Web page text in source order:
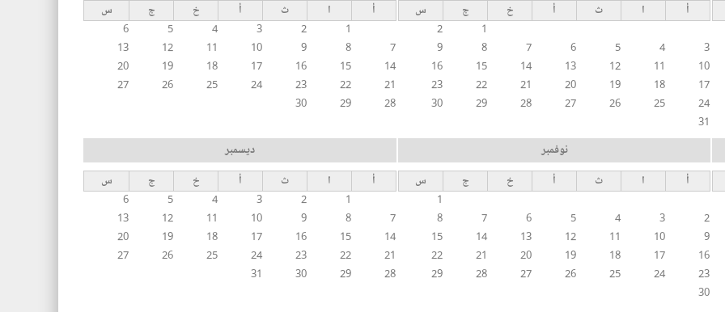
أ ا ث أ خ ج
س
1
2
3
4
5
6
7
8
9
10
11
12
13
14
15
16
17
18
19
20
21
22
23
24
25
26
27
28
29
30
31
أ ا ث أ خ ج
س
1
2
3
4
5
6
7
8
9
10
11
12
13
14
15
16
17
18
19
20
21
22
23
24
25
26
27
28
29
30
نوفمبر
أ ا ث أ خ ج
س
1
2
3
4
5
6
7
8
9
10
11
12
13
14
15
16
17
18
19
20
21
22
23
24
25
26
27
28
29
30
ديسمبر
أ ا ث أ خ ج
س
1
2
3
4
5
6
7
8
9
10
11
12
13
14
15
16
17
18
19
20
21
22
23
24
25
26
27
28
29
30
31